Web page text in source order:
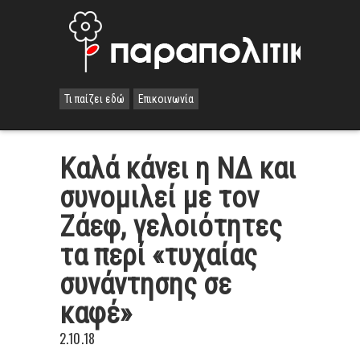
Τι παίζει εδώ Επικοινωνία
Καλά κάνει η ΝΔ και
συνομιλεί με τον
Ζάεφ, γελοιότητες
τα περί «τυχαίας
συνάντησης σε
καφέ»
2.10.18